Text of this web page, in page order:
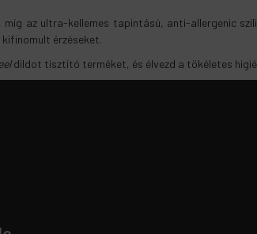
az ultra-kellemes tapintású, anti-allergenic
érzéseket.
dildot tisztító terméket, és élvezd a tökéletes